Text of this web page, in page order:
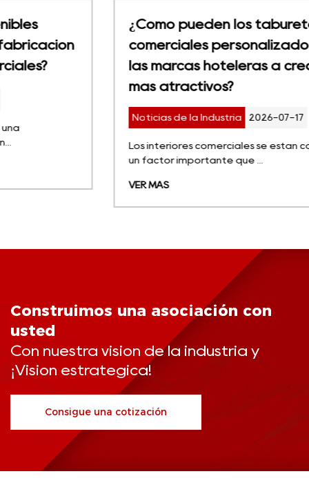
¿Cómo pueden los taburetes de bar
comerciales personalizados ayudar a
las marcas hoteleras a crear espacios
más atractivos?
Noticias de la Industria 2026-07-17
Los interiores comerciales se están convirtiendo en
un factor importante que ...
Construimos una asociación con
usted
Con nuestra visión de la industria y
¡Visión estratégica!
Consigue una cotización